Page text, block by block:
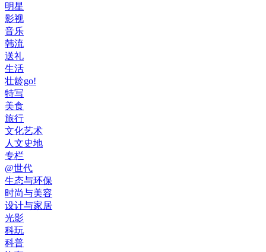
明星
影视
音乐
韩流
送礼
生活
壮龄go!
特写
美食
旅行
文化艺术
人文史地
专栏
@世代
生态与环保
时尚与美容
设计与家居
光影
科玩
科普